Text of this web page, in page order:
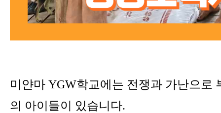
미얀마 YGW학교에는 전쟁과 가난으로
의 아이들이 있습니다.